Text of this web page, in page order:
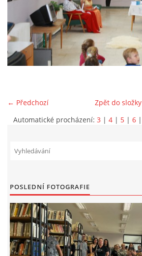
WEBOVÁ KAMERA
VIDEA Z DRONU
"KNIHOBUDKY"
E-KNIHY DO KAŽDÉ KNIHOVNY
GRANTY A DOTACE
← Předchozí
Zpět do složky
Automatické procházení: 3 | 4 | 5 | 6 |
POSLEDNÍ FOTOGRAFIE